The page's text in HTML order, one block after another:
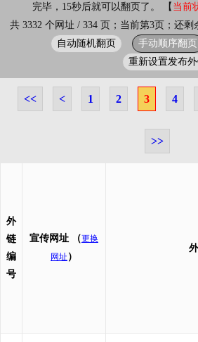
完毕，15秒后就可以翻页了。 【 当前
共 3332 个网址 / 334 页；当前第3页；还剩
自动随机翻页
手动顺序翻页
重新设置发布
<< < 1 2 3 4
>>
外
链
编
号
宣传网址 （更换
网址 ）